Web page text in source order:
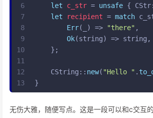
6
7
8
9
10
11
12
13
let
c_str = unsafe {
let
recipient = match
Err(_) => "there" ,
Ok(string) => string,
    };
    CString::
new( "Hello " .
}
无伤大雅，随便写点。这是一段可以和c交互的